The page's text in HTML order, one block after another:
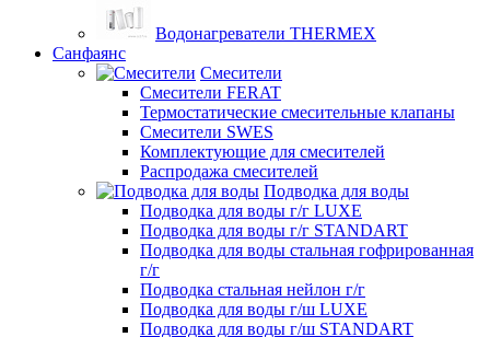
Водонагреватели THERMEX
Санфаянс
Смесители
Смесители FERAT
Термостатические смесительные клапаны
Смесители SWES
Комплектующие для смесителей
Распродажа смесителей
Подводка для воды
Подводка для воды г/г LUXE
Подводка для воды г/г STANDART
Подводка для воды стальная гофрированная
г/г
Подводка стальная нейлон г/г
Подводка для воды г/ш LUXE
Подводка для воды г/ш STANDART